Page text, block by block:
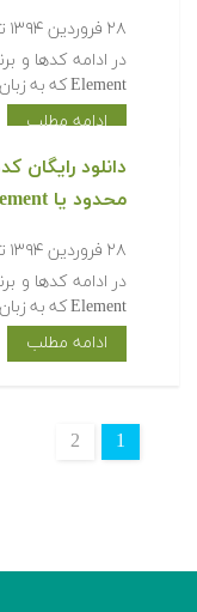
۲۸ فروردین ۱۳۹۴
Element که به زبان برنامه نویسی متلب پیاده…
ادامه مطلب
‫‫دانلود رایگان
محدود یا Finite Element در متلب‬‬ — بخش دوم
۲۸ فروردین ۱۳۹۴
Element که به زبان برنامه نویسی متلب پیاده…
ادامه مطلب
1
2